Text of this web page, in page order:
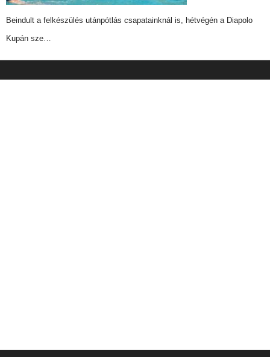
Beindult a felkészülés utánpótlás csapatainknál is, hétvégén a Diapolo
Kupán sze…